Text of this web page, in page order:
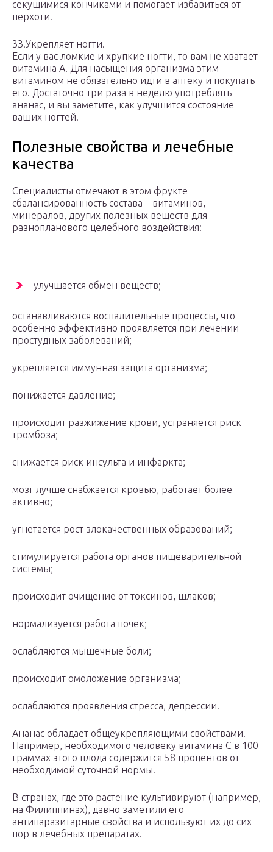
секущимися кончиками и помогает избавиться от
перхоти.
33.Укрепляет ногти.
Если у вас ломкие и хрупкие ногти, то вам не хватает
витамина А. Для насыщения организма этим
витамином не обязательно идти в аптеку и покупать
его. Достаточно три раза в неделю употреблять
ананас, и вы заметите, как улучшится состояние
ваших ногтей.
Полезные свойства и лечебные
качества
Специалисты отмечают в этом фрукте
сбалансированность состава – витаминов,
минералов, других полезных веществ для
разнопланового целебного воздействия:
улучшается обмен веществ;
останавливаются воспалительные процессы, что
особенно эффективно проявляется при лечении
простудных заболеваний;
укрепляется иммунная защита организма;
понижается давление;
происходит разжижение крови, устраняется риск
тромбоза;
снижается риск инсульта и инфаркта;
мозг лучше снабжается кровью, работает более
активно;
угнетается рост злокачественных образований;
стимулируется работа органов пищеварительной
системы;
происходит очищение от токсинов, шлаков;
нормализуется работа почек;
ослабляются мышечные боли;
происходит омоложение организма;
ослабляются проявления стресса, депрессии.
Ананас обладает общеукрепляющими свойствами.
Например, необходимого человеку витамина С в 100
граммах этого плода содержится 58 процентов от
необходимой суточной нормы.
В странах, где это растение культивируют (например,
на Филиппинах), давно заметили его
антипаразитарные свойства и используют их до сих
пор в лечебных препаратах.